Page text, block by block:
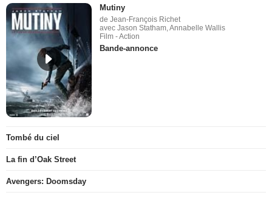
Mutiny
de Jean-François Richet
avec Jason Statham, Annabelle Wallis
Film - Action
Bande-annonce
Tombé du ciel
La fin d’Oak Street
Avengers: Doomsday